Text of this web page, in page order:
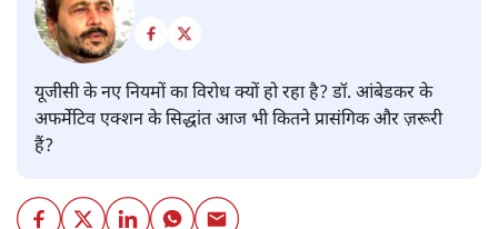
यूजीसी के नए नियमों का विरोध क्यों हो रहा है? डॉ. आंबेडकर के
अफर्मेटिव एक्शन के सिद्धांत आज भी कितने प्रासंगिक और ज़रूरी
हैं?